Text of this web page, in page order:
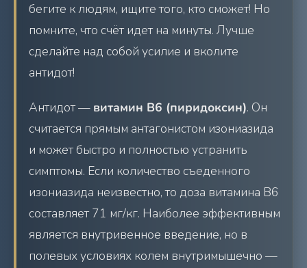
бегите к людям, ищите того, кто сможет! Но
помните, что счёт идет на минуты. Лучше
сделайте над собой усилие и вколите
антидот!
Антидот — витамин В6 (пиридоксин). Он
считается прямым антагонистом изониазида
и может быстро и полностью устранить
симптомы. Если количество съеденного
изониазида неизвестно, то доза витамина В6
составляет 71 мг/кг. Наиболее эффективным
является внутривенное введение, но в
полевых условиях колем внутримышечно —